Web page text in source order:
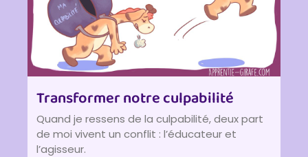
Transformer notre culpabilité
Quand je ressens de la culpabilité, deux part
de moi vivent un conflit : l’éducateur et
l’agisseur.